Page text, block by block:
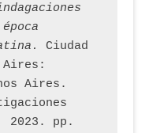
Ciudad
Aires:
Aires.
2023. pp.